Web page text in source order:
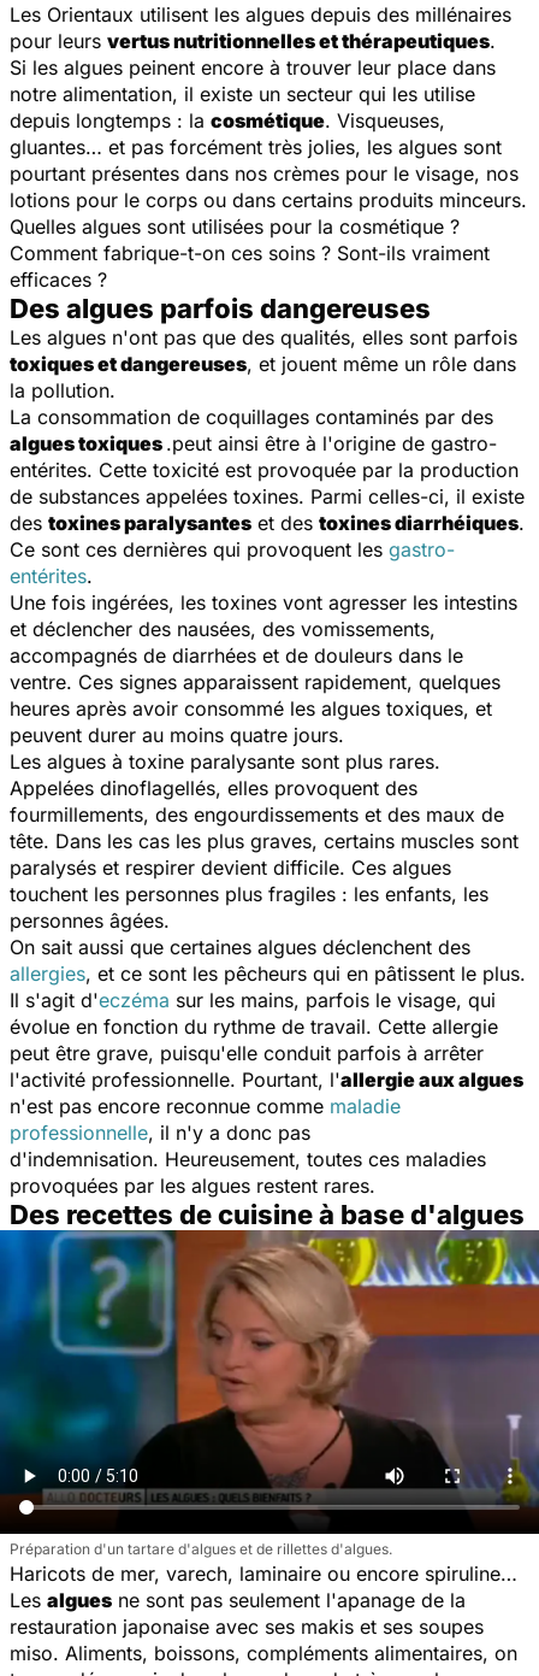
Les Orientaux utilisent les algues depuis des millénaires
pour leurs vertus nutritionnelles et thérapeutiques.
Si les algues peinent encore à trouver leur place dans
notre alimentation, il existe un secteur qui les utilise
depuis longtemps : la cosmétique. Visqueuses,
gluantes… et pas forcément très jolies, les algues sont
pourtant présentes dans nos crèmes pour le visage, nos
lotions pour le corps ou dans certains produits minceurs.
Quelles algues sont utilisées pour la cosmétique ?
Comment fabrique-t-on ces soins ? Sont-ils vraiment
efficaces ?
Des algues parfois dangereuses
Les algues n'ont pas que des qualités, elles sont parfois
toxiques et dangereuses, et jouent même un rôle dans
la pollution.
La consommation de coquillages contaminés par des
algues toxiques .peut ainsi être à l'origine de gastro-
entérites. Cette toxicité est provoquée par la production
de substances appelées toxines. Parmi celles-ci, il existe
des toxines paralysantes et des toxines diarrhéiques.
Ce sont ces dernières qui provoquent les gastro-
entérites.
Une fois ingérées, les toxines vont agresser les intestins
et déclencher des nausées, des vomissements,
accompagnés de diarrhées et de douleurs dans le
ventre. Ces signes apparaissent rapidement, quelques
heures après avoir consommé les algues toxiques, et
peuvent durer au moins quatre jours.
Les algues à toxine paralysante sont plus rares.
Appelées dinoflagellés, elles provoquent des
fourmillements, des engourdissements et des maux de
tête. Dans les cas les plus graves, certains muscles sont
paralysés et respirer devient difficile. Ces algues
touchent les personnes plus fragiles : les enfants, les
personnes âgées.
On sait aussi que certaines algues déclenchent des
allergies, et ce sont les pêcheurs qui en pâtissent le plus.
Il s'agit d'eczéma sur les mains, parfois le visage, qui
évolue en fonction du rythme de travail. Cette allergie
peut être grave, puisqu'elle conduit parfois à arrêter
l'activité professionnelle. Pourtant, l'allergie aux algues
n'est pas encore reconnue comme maladie
professionnelle, il n'y a donc pas
d'indemnisation. Heureusement, toutes ces maladies
provoquées par les algues restent rares.
Des recettes de cuisine à base d'algues
Préparation d'un tartare d'algues et de rillettes d'algues.
Haricots de mer, varech, laminaire ou encore spiruline…
Les algues ne sont pas seulement l'apanage de la
restauration japonaise avec ses makis et ses soupes
miso. Aliments, boissons, compléments alimentaires, on